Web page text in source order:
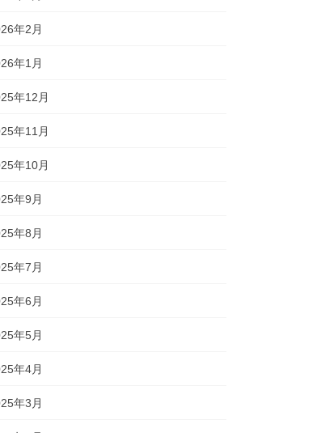
年2月
年1月
年12月
年11月
年10月
年9月
年8月
年7月
年6月
年5月
年4月
年3月